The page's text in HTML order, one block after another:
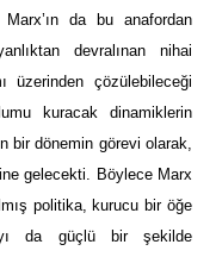
da bu anafordan
devralınan nihai
üzerinden çözülebileceği
kuracak dinamiklerin
bir dönemin görevi olarak,
gelecekti. Böylece Marx
politika, kurucu bir öğe
da güçlü bir şekilde